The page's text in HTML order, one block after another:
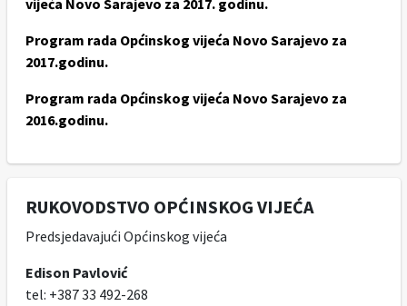
vijeća Novo Sarajevo za 2017. godinu.
Program rada Općinskog vijeća Novo Sarajevo za
2017.godinu.
Program rada Općinskog vijeća Novo Sarajevo za
2016.godinu.
RUKOVODSTVO OPĆINSKOG VIJEĆA
Predsjedavajući Općinskog vijeća
Edison Pavlović
tel: +387 33 492-268